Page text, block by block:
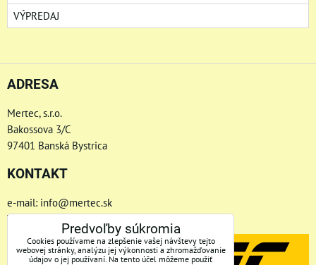
VÝPREDAJ
ADRESA
Mertec, s.r.o.
Bakossova 3/C
97401 Banská Bystrica
KONTAKT
e-mail: info@mertec.sk
Telefón: +421 48-4800 791
Predvoľby súkromia
Cookies používame na zlepšenie vašej návštevy tejto
webovej stránky, analýzu jej výkonnosti a zhromažďovanie
údajov o jej používaní. Na tento účel môžeme použiť